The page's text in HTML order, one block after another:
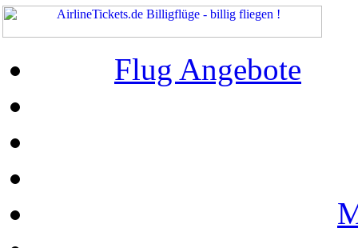
Flug Angebote